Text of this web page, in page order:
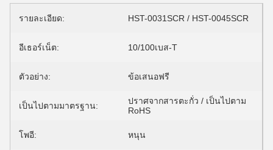
รายละเอียด: HST-0031SCR / HST-0045SCR
อีเธอร์เน็ต: 10/100เบส-T
ตัวอย่าง: ข้อเสนอฟรี
เป็นไปตามมาตรฐาน:
ปราศจากสารตะกั่ว / เป็นไปตาม
RoHS
โพอี: หนุน